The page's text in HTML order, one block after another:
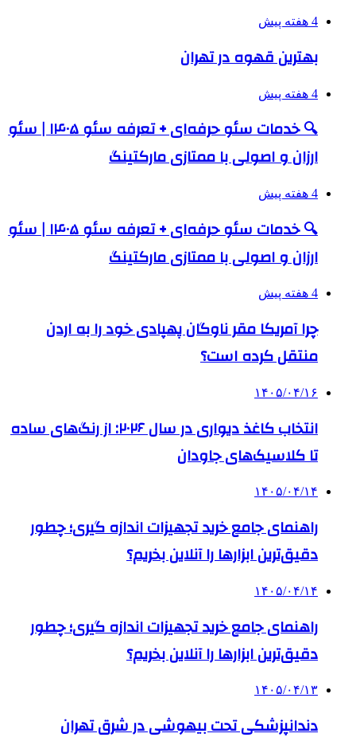
4 هفته پیش
بهترین قهوه در تهران
4 هفته پیش
🔍 خدمات سئو حرفه‌ای + تعرفه سئو ۱۴۰۵ | سئو
ارزان و اصولی با ممتازی مارکتینگ
4 هفته پیش
🔍 خدمات سئو حرفه‌ای + تعرفه سئو ۱۴۰۵ | سئو
ارزان و اصولی با ممتازی مارکتینگ
4 هفته پیش
چرا آمریکا مقر ناوگان پهپادی خود را به اردن
منتقل کرده است؟
۱۴۰۵/۰۴/۱۶
انتخاب کاغذ دیواری در سال ۲۰۲۶: از رنگ‌های ساده
تا کلاسیک‌های جاودان
۱۴۰۵/۰۴/۱۴
راهنمای جامع خرید تجهیزات اندازه گیری؛ چطور
دقیق‌ترین ابزارها را آنلاین بخریم؟
۱۴۰۵/۰۴/۱۴
راهنمای جامع خرید تجهیزات اندازه گیری؛ چطور
دقیق‌ترین ابزارها را آنلاین بخریم؟
۱۴۰۵/۰۴/۱۳
دندانپزشکی تحت بیهوشی در شرق تهران